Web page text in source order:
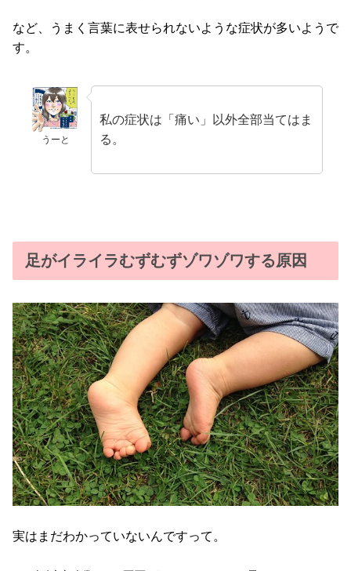
など、うまく言葉に表せられないような症状が多いようで
す。
うーと
私の症状は「痛い」以外全部当てはま
る。
足がイライラむずむずゾワゾワする原因
実はまだわかっていないんですって。